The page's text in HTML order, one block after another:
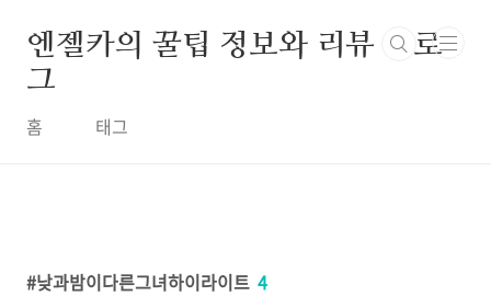
엔젤카의 꿀팁 정보와 리뷰 블로
그
홈 태그
낮과밤이다른그녀하이라이트 4